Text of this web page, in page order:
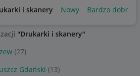
i skanery Nowy Bardzo dobry
"Drukarki i skanery"
(27)
Gdański (13)